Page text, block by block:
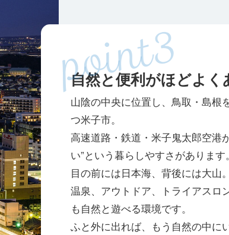
自然と便利がほどよく
山陰の中央に位置し、鳥取・島根
つ米子市。
高速道路・鉄道・米子鬼太郎空港
い”という暮らしやすさがあります。
目の前には日本海、背後には大山。
温泉、アウトドア、トライアスロ
も自然と遊べる環境です。
ふと外に出れば、もう自然の中に